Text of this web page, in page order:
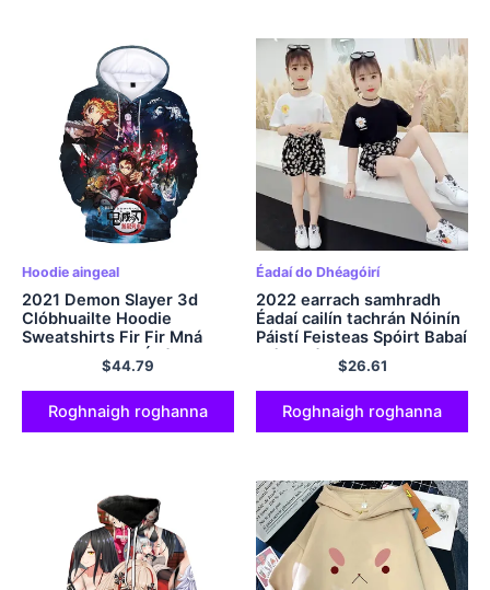
Hoodie aingeal
2021 Demon Slayer 3d
Clóbhuailte Hoodie
Sweatshirts Fir Fir Mná
Faisean Anime Ócáideach
Anime Pullover Unisex
Harajuku Streetwear Cool
Hoodies Cool Hoodies
$44.79
Roghnaigh roghanna
Éadaí do Dhéagóirí
2022 earrach samhradh
Éadaí cailín tachrán Nóinín
Páistí Feisteas Spóirt Babaí
blús t-léine Pants 3 4 5 6 7
8 9 10 11 12 bhliain
$26.61
Roghnaigh roghanna